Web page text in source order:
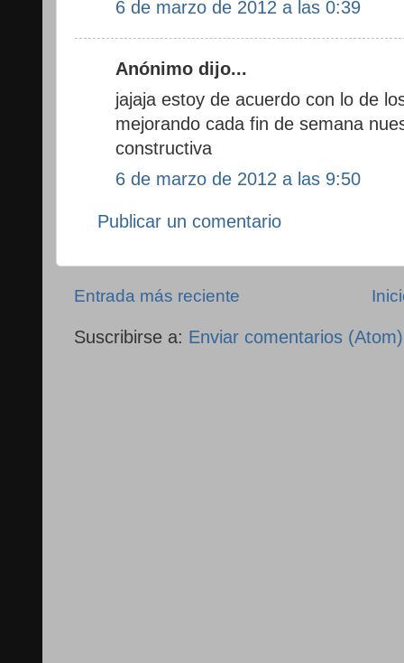
6 de marzo de 2012 a las 0:39
Anónimo dijo...
jajaja estoy de acuerdo con lo de
mejorando cada fin de semana
constructiva
6 de marzo de 2012 a las 9:50
Publicar un comentario
Entrada más reciente
Suscribirse a: Enviar comentarios (Atom)